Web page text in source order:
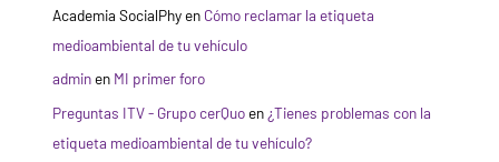
Academia SocialPhyen Cómo reclamar la etiqueta
medioambiental de tu vehículo
adminen MI primer foro
Preguntas ITV - Grupo cerQuoen ¿Tienes problemas con la
etiqueta medioambiental de tu vehículo?